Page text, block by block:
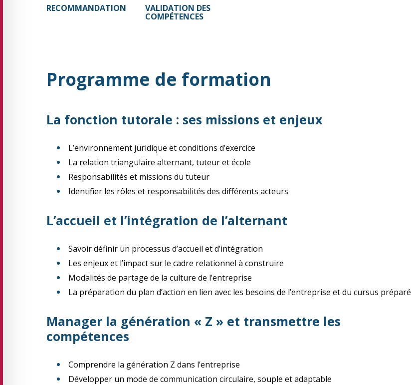
RECOMMANDATION VALIDATION DES
COMPÉTENCES
Programme de formation
La fonction tutorale : ses missions et enjeux
L’environnement juridique et conditions d’exercice
La relation triangulaire alternant, tuteur et école
Responsabilités et missions du tuteur
Identifier les rôles et responsabilités des différents acteurs
L’accueil et l’intégration de l’alternant
Savoir définir un processus d’accueil et d’intégration
Les enjeux et l’impact sur le cadre relationnel à construire
Modalités de partage de la culture de l’entreprise
La préparation du plan d’action en lien avec les besoins de l’entreprise et du cursus préparé
Manager la génération « Z » et transmettre les
compétences
Comprendre la génération Z dans l’entreprise
Développer un mode de communication circulaire, souple et adaptable